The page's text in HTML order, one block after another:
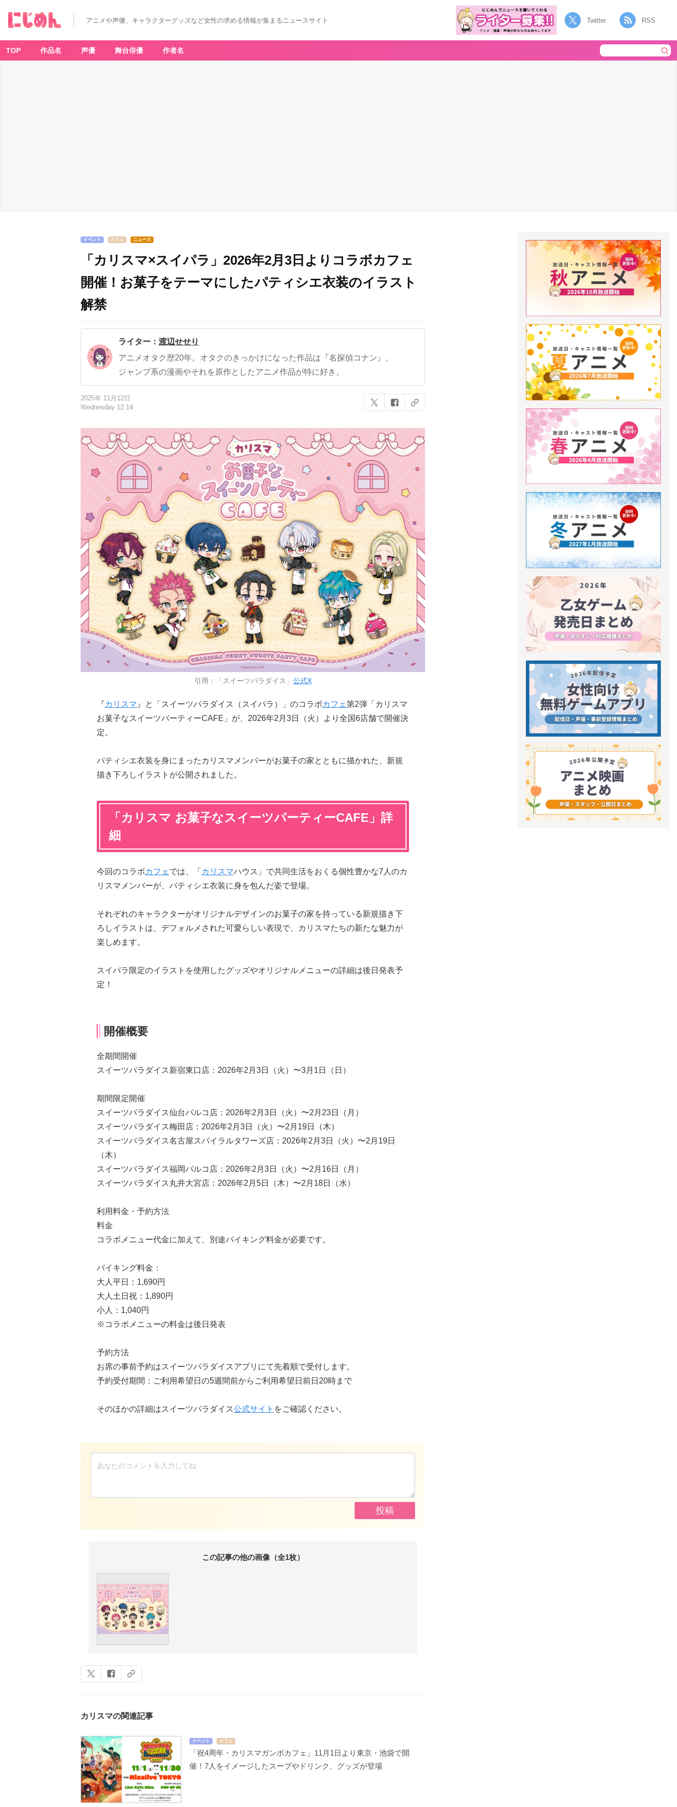
アニメや声優、キャラクターグッズなど女性の求める情報が集まるニュースサイト Twitter RSS
TOP 作品名 声優 舞台俳優 作者名
イベント カフェ ニュース
「カリスマ×スイパラ」2026年2月3日よりコラボカフェ
開催！お菓子をテーマにしたパティシエ衣装のイラスト
解禁
ライター： 渡辺せせり
アニメオタク歴20年。オタクのきっかけになった作品は『名探偵コナン』。
ジャンプ系の漫画やそれを原作としたアニメ作品が特に好き。
2025年 11月12日
Wednesday 12:14
引用：「スイーツパラダイス」 公式X
『カリスマ 』と「スイーツパラダイス（スイパラ）」のコラボカフェ第2弾「カリスマ
お菓子なスイーツパーティーCAFE」が、2026年2月3日（火）より全国6店舗で開催決
定。
パティシエ衣装を身にまったカリスマメンバーがお菓子の家とともに描かれた、新規
描き下ろしイラストが公開されました。
「カリスマ お菓子なスイーツパーティーCAFE」詳
細
今回のコラボカフェ では、「 カリスマハウス」で共同生活をおくる個性豊かな7人のカ
リスマメンバーが、パティシエ衣装に身を包んだ姿で登場。
それぞれのキャラクターがオリジナルデザインのお菓子の家を持っている新規描き下
ろしイラストは、デフォルメされた可愛らしい表現で、カリスマたちの新たな魅力が
楽しめます。
スイパラ限定のイラストを使用したグッズやオリジナルメニューの詳細は後日発表予
定！
開催概要
全期間開催
スイーツパラダイス新宿東口店：2026年2月3日（火）〜3月1日（日）
期間限定開催
スイーツパラダイス仙台パルコ店：2026年2月3日（火）〜2月23日（月）
スイーツパラダイス梅田店：2026年2月3日（火）〜2月19日（木）
スイーツパラダイス名古屋スパイラルタワーズ店：2026年2月3日（火）〜2月19日
（木）
スイーツパラダイス福岡パルコ店：2026年2月3日（火）〜2月16日（月）
スイーツパラダイス丸井大宮店：2026年2月5日（木）〜2月18日（水）
利用料金・予約方法
料金
コラボメニュー代金に加えて、別途バイキング料金が必要です。
バイキング料金：
大人平日：1,690円
大人土日祝：1,890円
小人：1,040円
※コラボメニューの料金は後日発表
予約方法
お席の事前予約はスイーツパラダイスアプリにて先着順で受付します。
予約受付期間：ご利用希望日の5週間前からご利用希望日前日20時まで
そのほかの詳細はスイーツパラダイス公式サイト をご確認ください。
この記事の他の画像（全1枚）
カリスマの関連記事
イベント カフェ
「祝4周年・カリスマガンボカフェ」11月1日より東京・池袋で開
催！7人をイメージしたスープやドリンク、グッズが登場